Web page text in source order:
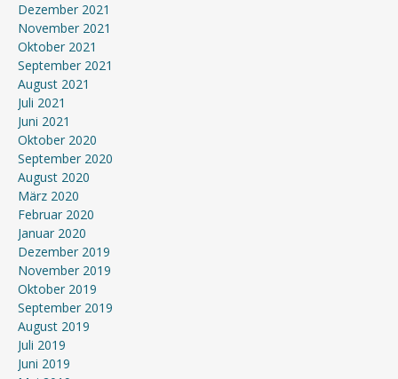
Dezember 2021
November 2021
Oktober 2021
September 2021
August 2021
Juli 2021
Juni 2021
Oktober 2020
September 2020
August 2020
März 2020
Februar 2020
Januar 2020
Dezember 2019
November 2019
Oktober 2019
September 2019
August 2019
Juli 2019
Juni 2019